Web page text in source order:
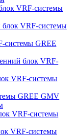
VRF-системы
VRF-системы
системы GREE
блок VRF-
VRF-системы
GREE GMV
VRF-системы
VRF-системы